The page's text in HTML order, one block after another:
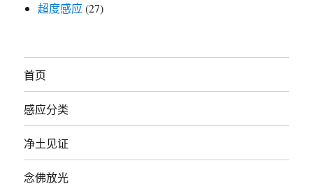
超度感应 (27)
首页
感应分类
净土见证
念佛放光